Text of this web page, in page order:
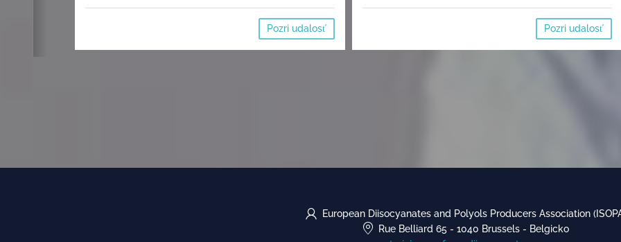
Pozri udalosť Pozri udalosť
European Diisocyanates and Polyols Producers Association
Rue Belliard 65 - 1040 Brussels - Belgicko